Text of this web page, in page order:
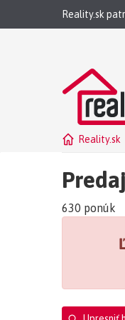
Reality.sk
Reality.sk
630 ponúk